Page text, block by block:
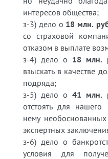
интересов общества;
з-3) дело о 18 млн.
со страховой
отказом в выплате
з-4) дело о 18 млн.
взыскать в качестве
подряда;
з-5) дело о 41 млн.
отстоять для
нему
экспертных
з-6) дело о
условия для